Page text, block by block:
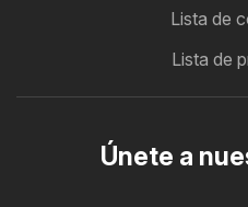
Lista de
Lista de
Únete a